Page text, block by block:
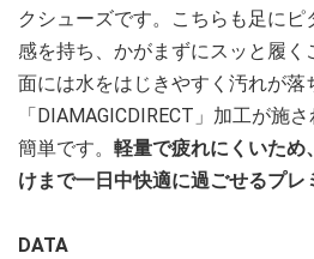
クシューズです。こちらも足にピ
感を持ち、かがまずにスッと履く
面には水をはじきやすく汚れが落
「DIAMAGICDIRECT」加工が施
簡単です。 軽量で疲れにくいため
けまで一日中快適に過ごせるプレ
DATA